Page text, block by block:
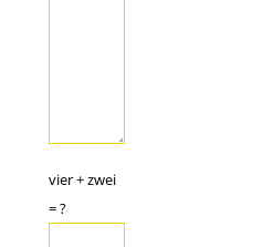
vier + zwei
= ?